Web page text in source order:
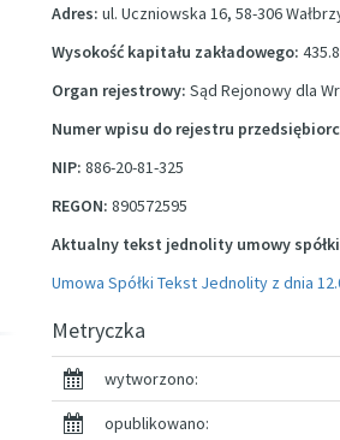
Adres: ul. Uczniowska 16, 58-306
Wysokość kapitału zakładowego:
Organ rejestrowy: Sąd Rejonowy dla
Numer wpisu do rejestru
NIP: 886-20-81-325
REGON: 890572595
Aktualny tekst jednolity umowy
Umowa Spółki Tekst Jednolity z dnia
Metryczka
wytworzono:
opublikowano: